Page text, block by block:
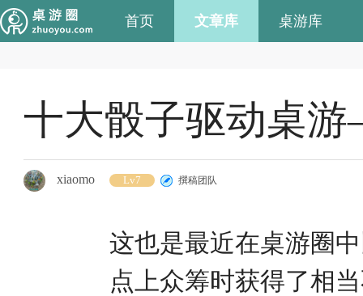
首页 文章库 桌游库
十大骰子驱动桌
xiaomo Lv7 撰稿团队
这也是最近在桌游圈
点上众筹时获得了相